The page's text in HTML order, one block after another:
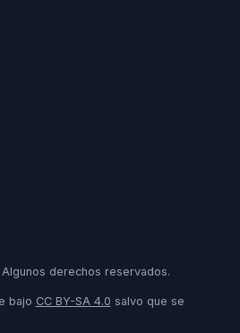
derechos reservados.
bajo CC BY-SA 4.0 salvo que se